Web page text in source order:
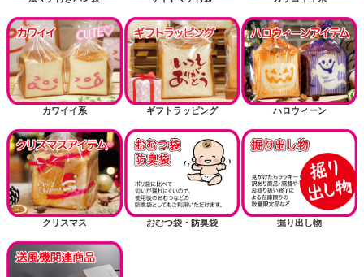
カワイイ系 ギフトラッピング ハロウィーン
クリスマス おむつ袋・防臭袋 掘り出し物